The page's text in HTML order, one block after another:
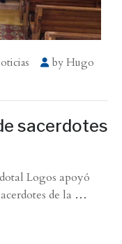
by Hugo
sacerdotes
Logos apoyó
de la …